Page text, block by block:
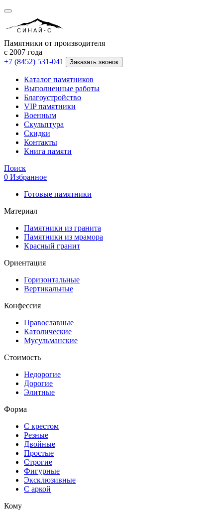
СИНАЙ-С
Памятники от производителя
с 2007 года
+7 (8452) 531-041
Заказать звонок
Каталог памятников
Выполненные работы
Благоустройство
VIP памятники
Военным
Скульптура
Скидки
Контакты
Книга памяти
Поиск
0 Избранное
Готовые памятники
Материал
Памятники из гранита
Памятники из мрамора
Красный гранит
Ориентация
Горизонтальные
Вертикальные
Конфессия
Православные
Католические
Мусульманские
Стоимость
Недорогие
Дорогие
Элитные
Форма
С крестом
Резные
Двойные
Простые
Строгие
Фигурные
Эксклюзивные
С аркой
Кому